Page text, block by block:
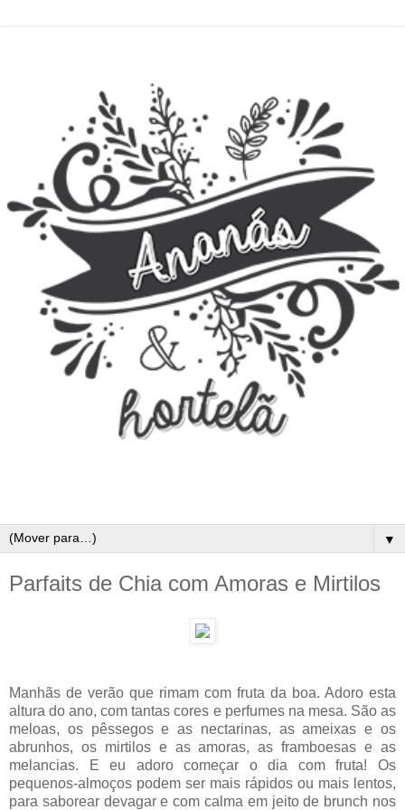
▼
Parfaits de Chia com Amoras e Mirtilos
Manhãs de verão que rimam com fruta da boa. Adoro esta
altura do ano, com tantas cores e perfumes na mesa. São as
meloas, os pêssegos e as nectarinas, as ameixas e os
abrunhos, os mirtilos e as amoras, as framboesas e as
melancias. E eu adoro começar o dia com fruta! Os
pequenos-almoços podem ser mais rápidos ou mais lentos,
para saborear devagar e com calma em jeito de brunch nos